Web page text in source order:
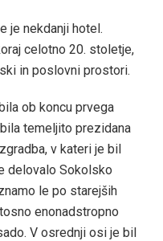
je nekdanji hotel.
celotno 20. stoletje,
in poslovni prostori.
ob koncu prvega
temeljito prezidana
v kateri je bil
delovalo Sokolsko
le po starejših
enonadstropno
V osrednji osi je bil